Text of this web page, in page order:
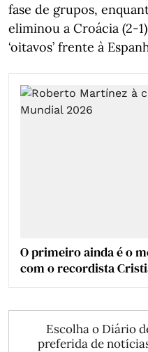
fase de grupos,
eliminou a Croácia (2-
‘oitavos’ frente à
O primeiro ainda é o
com o recordista
Escolha o Diário
preferida de